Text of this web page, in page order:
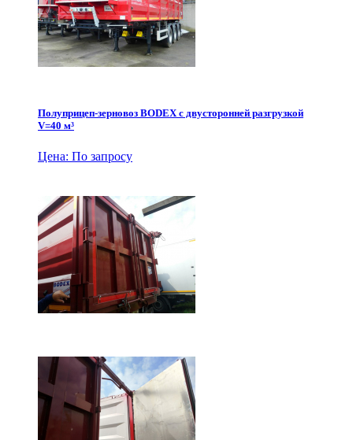
Полуприцеп-зерновоз BODEX с двусторонней разгрузкой
V=40 м³
Цена: По запросу